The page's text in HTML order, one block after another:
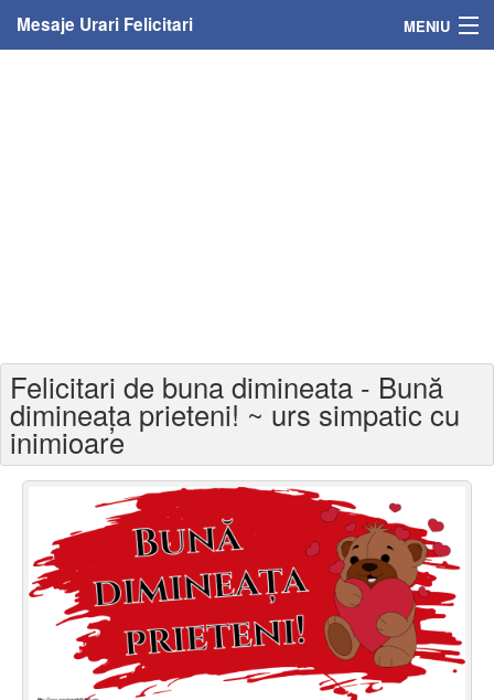
Mesaje Urari Felicitari MENIU
Felicitari varsta
Felicitari zilele anului
Felicitari zile saptamana
Felicitari muzicale
Felicitari muzicale personalizate
Felicitari animate
Felicitari de buna dimineata - Bună
dimineața prieteni! ~ urs simpatic cu
inimioare